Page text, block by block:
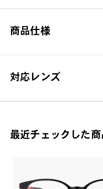
OWNDAYSを代表するシリー
商品仕様
対応レンズ
最近チェックした商